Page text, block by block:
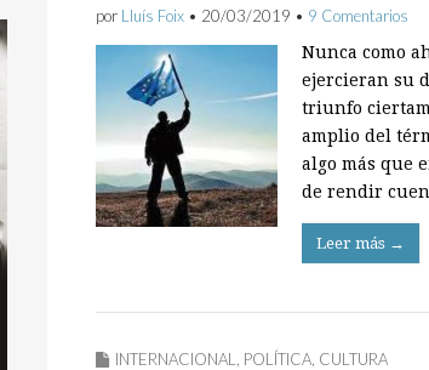
por Lluís Foix • 20/03/2019 • 9 Comentarios
Nunca como
ejercieran su
triunfo
amplio del
algo más que
de rendir
Leer más →
INTERNACIONAL POLÍTICA CULTURA